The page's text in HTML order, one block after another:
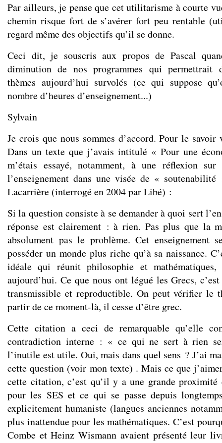
Par ailleurs, je pense que cet utilitarisme à courte
chemin risque fort de s’avérer fort peu rentable
regard même des objectifs qu’il se donne.
Ceci dit, je souscris aux propos de Pascal
diminution de nos programmes qui permettrait
thèmes aujourd’hui survolés (ce qui suppose
nombre d’heures d’enseignement...)
Sylvain
Je crois que nous sommes d’accord. Pour le
Dans un texte que j’avais intitulé « Pour une
m’étais essayé, notamment, à une réflexion
l’enseignement dans une visée de «
Lacarrière (interrogé en 2004 par Libé) :
Si la question consiste à se demander à quoi sert
réponse est clairement : à rien. Pas plus que la
absolument pas le problème. Cet enseignement
posséder un monde plus riche qu’à sa naissance.
idéale qui réunit philosophie et mathématiques,
aujourd’hui. Ce que nous ont légué les Grecs,
transmissible et reproductible. On peut vérifier le
partir de ce moment-là, il cesse d’être grec.
Cette citation a ceci de remarquable qu’elle
contradiction interne : « ce qui ne sert à rien
l’inutile est utile. Oui, mais dans quel sens ? J’ai
cette question (voir mon texte) . Mais ce que
cette citation, c’est qu’il y a une grande
pour les SES et ce qui se passe depuis
explicitement humaniste (langues anciennes
plus inattendue pour les mathématiques. C’est
Combe et Heinz Wismann avaient présenté leur